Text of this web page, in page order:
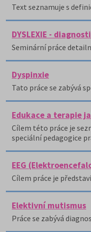
Text seznamuje s
DYSLEXIE -
Seminární práce
Dyspinxie
Tato práce se zabývá
Edukace a terapie
Cílem této práce je
speciální pedagogice
EEG
Cílem práce je
Elektivní mutismus
Práce se zabývá